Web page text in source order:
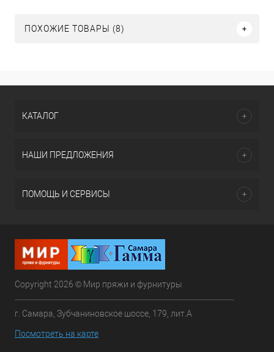
ПОХОЖИЕ ТОВАРЫ (8)
КАТАЛОГ
НАШИ ПРЕДЛОЖЕНИЯ
ПОМОЩЬ И СЕРВИСЫ
Copyright 2026 © Мир пряжи и фурнитуры
г. Самара, Зубчаниновское шоссе, 179, лит.А
Посмотреть на карте